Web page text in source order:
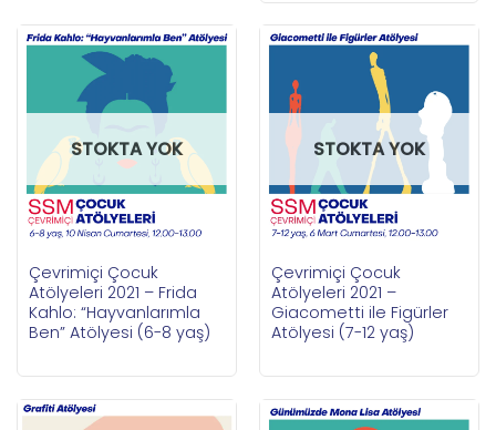
STOKTA YOK
Çevrimiçi Çocuk
Atölyeleri 2021 – Frida
Kahlo: “Hayvanlarımla
Ben” Atölyesi (6-8 yaş)
STOKTA YOK
Çevrimiçi Çocuk
Atölyeleri 2021 –
Giacometti ile Figürler
Atölyesi (7-12 yaş)